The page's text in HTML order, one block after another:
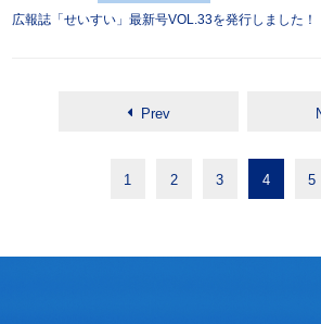
広報誌「せいすい」最新号VOL.33を発行しました！
Prev
1 2 3 4 5